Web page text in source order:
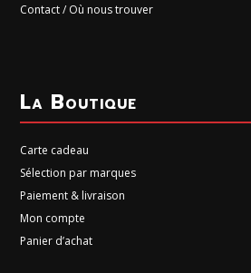
Contact / Où nous trouver
La Boutique
Carte cadeau
Sélection par marques
Paiement & livraison
Mon compte
Panier d’achat